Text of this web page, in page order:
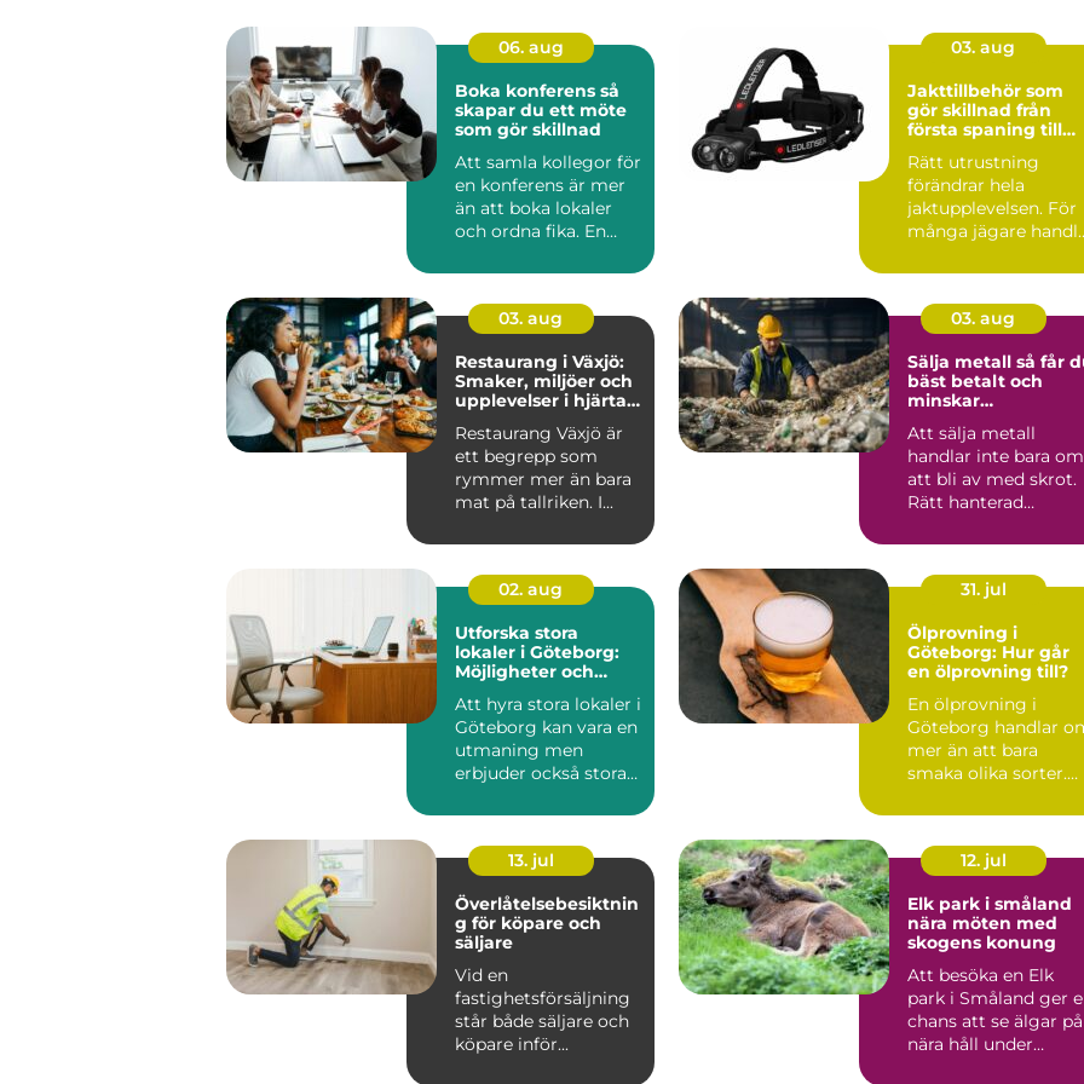
06. aug
Boka konferens så
skapar du ett möte
som gör skillnad
Att samla kollegor för
en konferens är mer
än att boka lokaler
och ordna fika. En
03. aug
Jakttillbehör som
gör skillnad från
första spaning till
Rätt utrustning
förändrar hela
jaktupplevelsen. För
många jägare
mest pr...
03. aug
Restaurang i Växjö:
Smaker, miljöer och
upplevelser i hjärtat
Restaurang Växjö är
ett begrepp som
rymmer mer än bara
mat på tallriken. I...
03. aug
Sälja metall så får du
bäst betalt och
minskar
Att sälja metall
handlar inte bara om
att bli av med skrot.
Rätt hanterad
vär...
02. aug
Utforska stora
lokaler i Göteborg:
Möjligheter och
Att hyra stora lokaler i
Göteborg kan vara en
utmaning men
erbjuder också stora
31. jul
Ölprovning i
Göteborg: Hur går
en ölprovning till?
En ölprovning i
Göteborg handlar
mer än att bara
smaka olika sorter.
13. jul
Överlåtelsebesiktnin
g för köpare och
säljare
Vid en
fastighetsförsäljning
står både säljare och
köpare inför...
12. jul
Elk park i småland
nära möten med
skogens konung
Att besöka en Elk
park i Småland ger
chans att se älgar på
nära håll under